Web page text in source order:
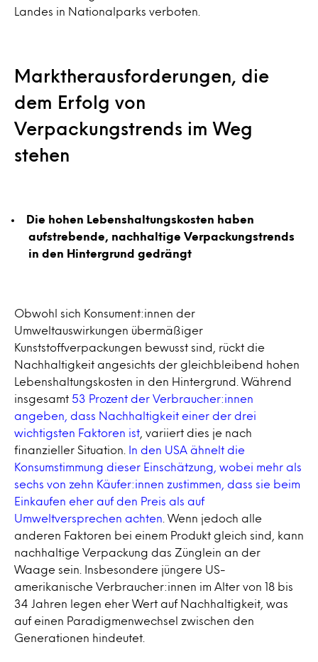
Landes in Nationalparks verboten.
Marktherausforderungen, die
dem Erfolg von
Verpackungstrends im Weg
stehen
Die hohen Lebenshaltungskosten haben
aufstrebende, nachhaltige Verpackungstrends
in den Hintergrund gedrängt
Obwohl sich Konsument:innen der
Umweltauswirkungen übermäßiger
Kunststoffverpackungen bewusst sind, rückt die
Nachhaltigkeit angesichts der gleichbleibend hohen
Lebenshaltungskosten in den Hintergrund. Während
insgesamt 53 Prozent der Verbraucher:innen
angeben, dass Nachhaltigkeit einer der drei
wichtigsten Faktoren ist , variiert dies je nach
finanzieller Situation.
In den USA ähnelt die
Konsumstimmung dieser Einschätzung, wobei mehr als
sechs von zehn Käufer:innen zustimmen, dass sie beim
Einkaufen eher auf den Preis als auf
Umweltversprechen achten . Wenn jedoch alle
anderen Faktoren bei einem Produkt gleich sind, kann
nachhaltige Verpackung das Zünglein an der
Waage sein. Insbesondere jüngere US-
amerikanische Verbraucher:innen im Alter von 18 bis
34 Jahren legen eher Wert auf Nachhaltigkeit, was
auf einen Paradigmenwechsel zwischen den
Generationen hindeutet.